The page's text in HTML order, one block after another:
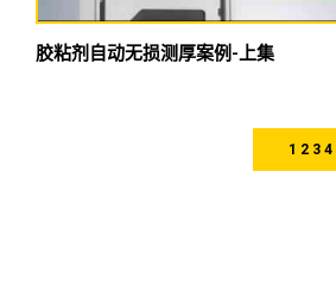
胶粘剂自动无损测厚案例-上集
1 2 3 4